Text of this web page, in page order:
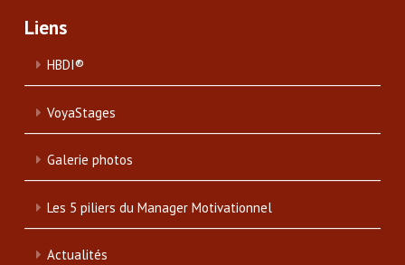
Liens
HBDI®
VoyaStages
Galerie photos
Les 5 piliers du Manager Motivationnel
Actualités